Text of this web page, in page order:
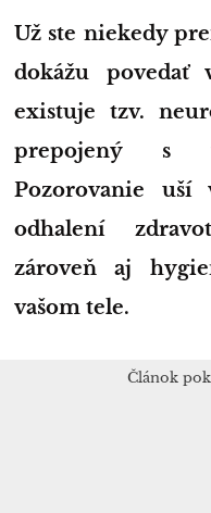
Už ste niekedy premýšľali nad tým, čo o vás
dokážu povedať
existuje tzv.
prepojený s
Pozorovanie
odhalení
zároveň aj
vašom tele.
Článok